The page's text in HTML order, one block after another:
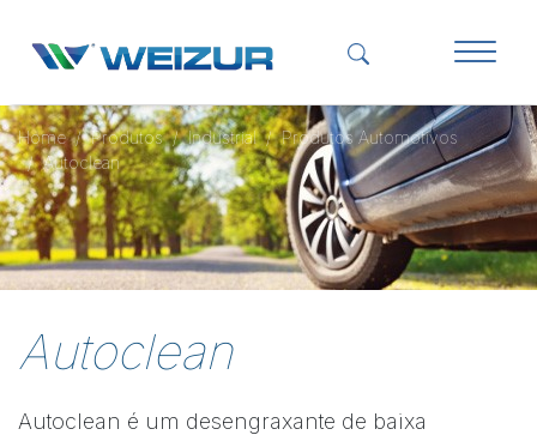
Home Produtos Industrial
Produtos Automotivos
Autoclean
Autoclean
Autoclean é um desengraxante de baixa